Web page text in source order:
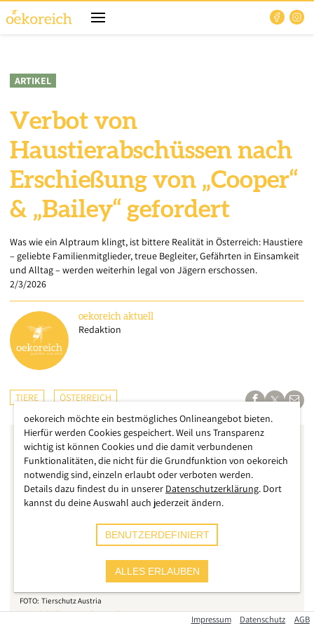
ARTIKEL
Verbot von
Haustierabschüssen nach
Erschießung von „Cooper“
& „Bailey“ gefordert
Was wie ein Alptraum klingt, ist bittere Realität in Österreich: Haustiere
– geliebte Familienmitglieder, treue Begleiter, Gefährten in Einsamkeit
und Alltag – werden weiterhin legal von Jägern erschossen.
2/3/2026
oekoreich aktuell
Redaktion
TIERE ÖSTERREICH
Tierschutz Austria
Hund Bailey wurde erschossen Impressum Datenschutz AGB
oekoreich möchte ein bestmögliches Onlineangebot bieten.
Hierfür werden Cookies gespeichert. Weil uns Transparenz
wichtig ist können Cookies und die damit verbundenen
Funktionalitäten, die nicht für die Grundfunktion von oekoreich
notwendig sind, einzeln erlaubt oder verboten werden.
Details dazu findest du in unserer Datenschutzerklärung. Dort
kannst du deine Auswahl auch jederzeit ändern.
BENUTZERDEFINIERT
ALLES ERLAUBEN